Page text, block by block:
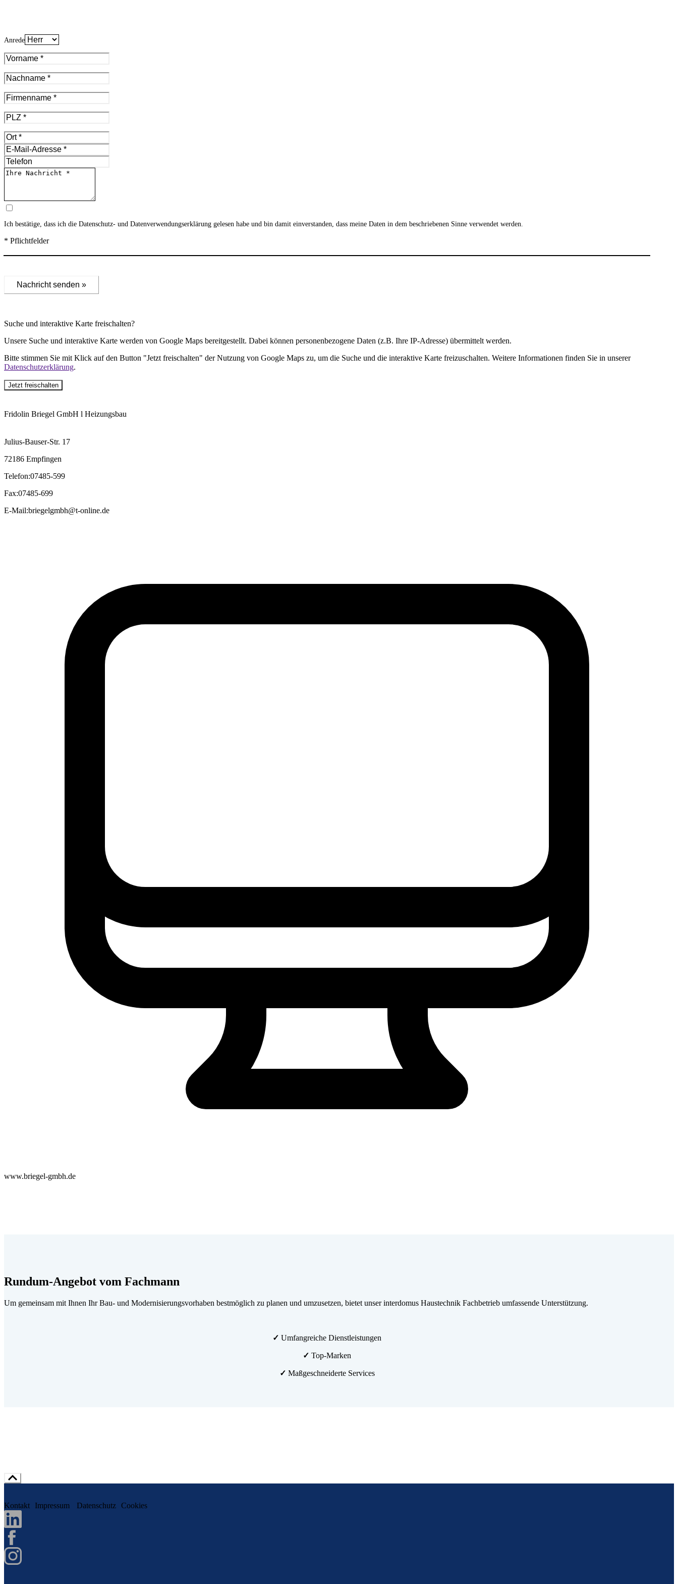
Anrede
Ich bestätige, dass ich die Datenschutz- und Datenverwendungserklärung gelesen habe und bin damit einverstanden, dass meine Daten in dem beschriebenen Sinne verwendet werden.
* Pflichtfelder
Nachricht senden »
Suche und interaktive Karte freischalten?
Unsere Suche und interaktive Karte werden von Google Maps bereitgestellt. Dabei können personenbezogene Daten (z.B. Ihre IP-Adresse) übermittelt werden.
Bitte stimmen Sie mit Klick auf den Button "Jetzt freischalten" der Nutzung von Google Maps zu, um die Suche und die interaktive Karte freizuschalten. Weitere Informationen finden Sie in unserer
Datenschutzerklärung.
Jetzt freischalten
Fridolin Briegel GmbH l Heizungsbau
Julius-Bauser-Str. 17
72186 Empfingen
Telefon:07485-599
Fax:07485-699
E-Mail:briegelgmbh@t-online.de
www.briegel-gmbh.de
Rundum-Angebot vom Fachmann
Um gemeinsam mit Ihnen Ihr Bau- und Modernisierungsvorhaben bestmöglich zu planen und umzusetzen, bietet unser interdomus Haustechnik Fachbetrieb umfassende Unterstützung.
✓ Umfangreiche Dienstleistungen
✓ Top-Marken
✓ Maßgeschneiderte Services
Kontakt Impressum Datenschutz Cookies